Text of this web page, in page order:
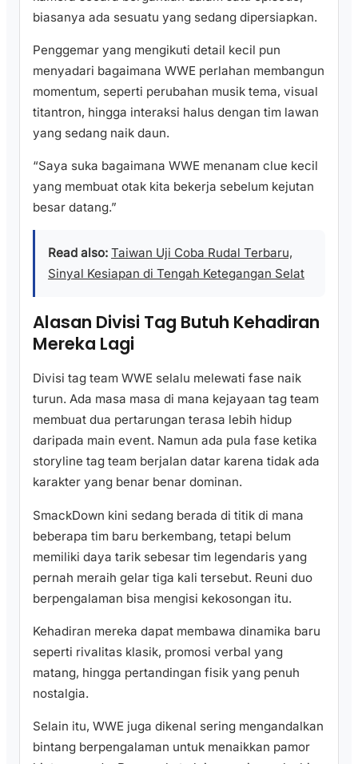
biasanya ada sesuatu yang sedang dipersiapkan.
Penggemar yang mengikuti detail kecil pun
menyadari bagaimana WWE perlahan membangun
momentum, seperti perubahan musik tema, visual
titantron, hingga interaksi halus dengan tim lawan
yang sedang naik daun.
“Saya suka bagaimana WWE menanam clue kecil
yang membuat otak kita bekerja sebelum kejutan
besar datang.”
Read also: Taiwan Uji Coba Rudal Terbaru,
Sinyal Kesiapan di Tengah Ketegangan Selat
Alasan Divisi Tag Butuh Kehadiran
Mereka Lagi
Divisi tag team WWE selalu melewati fase naik
turun. Ada masa masa di mana kejayaan tag team
membuat dua pertarungan terasa lebih hidup
daripada main event. Namun ada pula fase ketika
storyline tag team berjalan datar karena tidak ada
karakter yang benar benar dominan.
SmackDown kini sedang berada di titik di mana
beberapa tim baru berkembang, tetapi belum
memiliki daya tarik sebesar tim legendaris yang
pernah meraih gelar tiga kali tersebut. Reuni duo
berpengalaman bisa mengisi kekosongan itu.
Kehadiran mereka dapat membawa dinamika baru
seperti rivalitas klasik, promosi verbal yang
matang, hingga pertandingan fisik yang penuh
nostalgia.
Selain itu, WWE juga dikenal sering mengandalkan
bintang berpengalaman untuk menaikkan pamor